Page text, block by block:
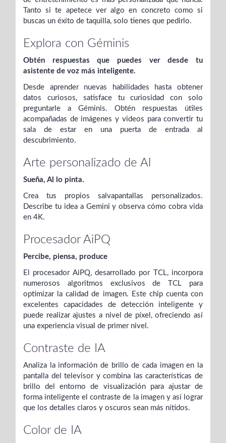
Tanto si te apetece ver algo en concreto como si
buscas un éxito de taquilla, solo tienes que pedirlo.
Explora con Géminis
Obtén respuestas que puedes ver desde tu
asistente de voz más inteligente.
Desde aprender nuevas habilidades hasta obtener
datos curiosos, satisface tu curiosidad con solo
preguntarle a Géminis. Obtén respuestas útiles
acompañadas de imágenes y videos para convertir tu
sala de estar en una puerta de entrada al
descubrimiento.
Arte personalizado de Al
Sueña, Al lo pinta.
Crea tus propios salvapantallas personalizados.
Describe tu idea a Gemini y observa cómo cobra vida
en 4K.
Procesador AiPQ
Percibe, piensa, produce
El procesador AiPQ, desarrollado por TCL, incorpora
numerosos algoritmos exclusivos de TCL para
optimizar la calidad de imagen. Este chip cuenta con
excelentes capacidades de detección inteligente y
puede realizar ajustes a nivel de píxel, ofreciendo así
una experiencia visual de primer nivel.
Contraste de IA
Analiza la información de brillo de cada imagen en la
pantalla del televisor y combina las características de
brillo del entorno de visualización para ajustar de
forma inteligente el contraste de la imagen y así lograr
que los detalles claros y oscuros sean más nítidos.
Color de IA